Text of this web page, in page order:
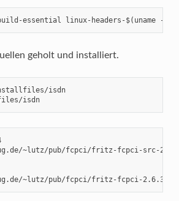
essential linux-headers-$(uname -r)
geholt und installiert.
isdn
isdn
~lutz/pub/fcpci/fritz-fcpci-src-
~lutz/pub/fcpci/fritz-fcpci-